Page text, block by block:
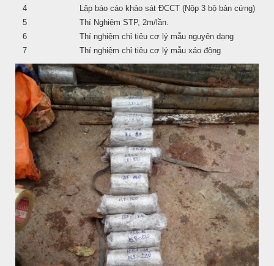
4
Lập báo cáo khảo sát ĐCCT (Nộp 3 bộ bản cứng)
5
Thí Nghiệm STP, 2m/lần.
6
Thí nghiệm chỉ tiêu cơ lý mẫu nguyên dạng
7
Thí nghiệm chỉ tiêu cơ lý mẫu xáo động